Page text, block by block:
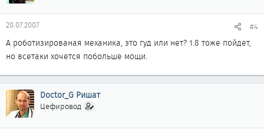
20.07.2007 #4
А роботизированая механика, это гуд или нет? 1.8 тоже пойдет,
но всетаки хочется побольше мощи.
Doctor_G Ришат
Цефировод